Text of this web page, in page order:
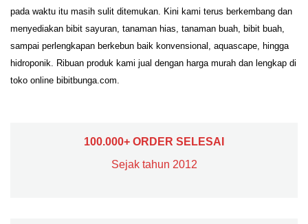
pada waktu itu masih sulit ditemukan. Kini kami terus berkembang dan
menyediakan bibit sayuran, tanaman hias, tanaman buah, bibit buah,
sampai perlengkapan berkebun baik konvensional, aquascape, hingga
hidroponik. Ribuan produk kami jual dengan harga murah dan lengkap di
toko online bibitbunga.com.
100.000+ ORDER SELESAI
Sejak tahun 2012